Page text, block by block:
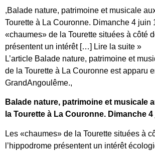
,Balade nature, patrimoine et musicale
Tourette à La Couronne. Dimanche 4 juin
«chaumes» de la Tourette situées à côté
présentent un intérêt […] Lire la suite »
L’article Balade nature, patrimoine et
de la Tourette à La Couronne est apparu
GrandAngoulême.,
Balade nature, patrimoine et musicale
la Tourette à La Couronne. Dimanche
Les «chaumes» de la Tourette situées à
l’hippodrome présentent un intérêt